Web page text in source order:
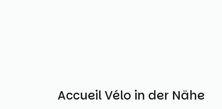
Weitere Accueil Vélo in der Nähe